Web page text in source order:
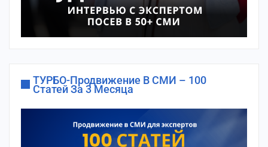
ТУРБО-Продвижение В СМИ – 100
Статей За 3 Месяца